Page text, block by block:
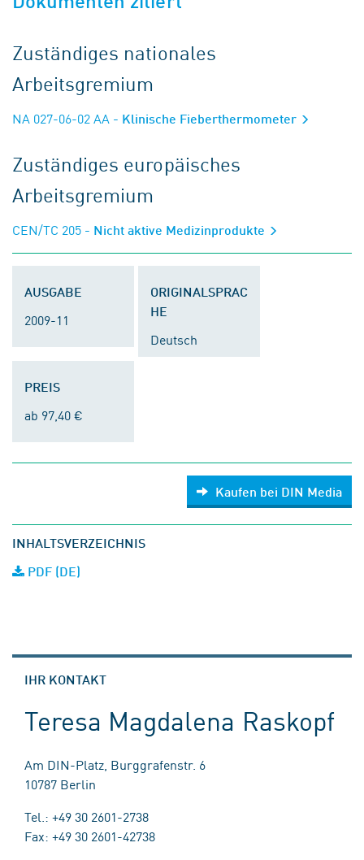
Zuständiges nationales
Arbeitsgremium
NA 027-06-02 AA - Klinische Fieberthermometer
Zuständiges europäisches
Arbeitsgremium
CEN/TC 205 - Nicht aktive Medizinprodukte
AUSGABE
2009-11
ORIGINALSPRAC
HE
Deutsch
PREIS
ab 97,40 €
Kaufen bei DIN Media
INHALTSVERZEICHNIS
PDF (DE)
IHR KONTAKT
Teresa Magdalena Raskopf
Am DIN-Platz, Burggrafenstr. 6
10787 Berlin
Tel.: +49 30 2601-2738
Fax: +49 30 2601-42738